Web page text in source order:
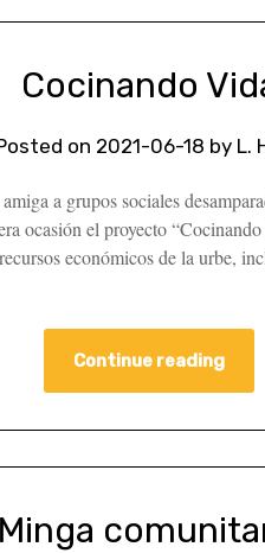
Cocinando
on 2021-06-18 by L.
a grupos sociales
ocasión el proyecto
económicos de la urbe,
Continue reading
Minga